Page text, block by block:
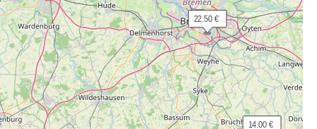
14.00 €
22.50 €